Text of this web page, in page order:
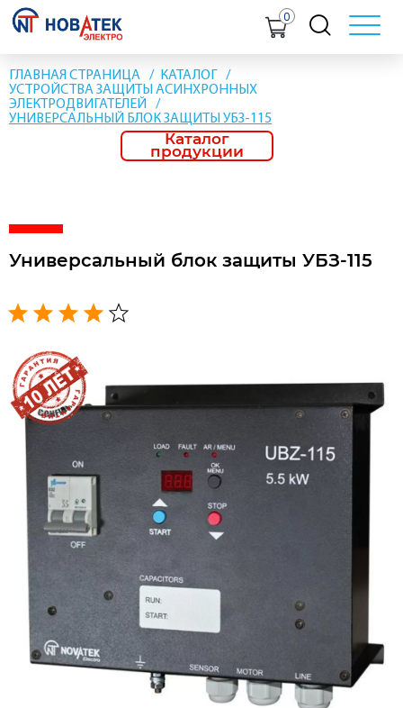
0
ГЛАВНАЯ СТРАНИЦА
КАТАЛОГ
УСТРОЙСТВА ЗАЩИТЫ АСИНХРОННЫХ
ЭЛЕКТРОДВИГАТЕЛЕЙ
УНИВЕРСАЛЬНЫЙ БЛОК ЗАЩИТЫ УБЗ-115
Каталог
продукции
Универсальный блок защиты УБЗ-115